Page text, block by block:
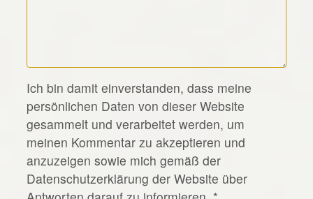
*
Ich bin damit einverstanden, dass meine
persönlichen Daten von dieser Website
gesammelt und verarbeitet werden, um
meinen Kommentar zu akzeptieren und
anzuzeigen sowie mich gemäß der
Datenschutzerklärung der Website über